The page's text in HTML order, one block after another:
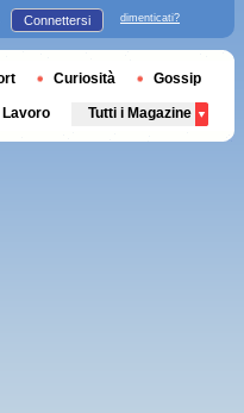
Connettersi dimenticati?
Curiosità Gossip
Lavoro Tutti i Magazine